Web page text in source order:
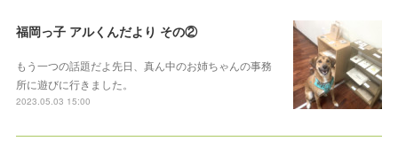
福岡っ子 アルくんだより その②
もう一つの話題だよ先日、真ん中のお姉ちゃんの事務
所に遊びに行きました。
2023.05.03 15:00